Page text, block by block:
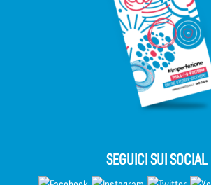
SEGUICI SUI SOCIAL